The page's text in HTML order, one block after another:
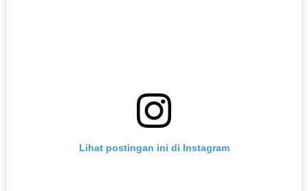
Lihat postingan ini di Instagram